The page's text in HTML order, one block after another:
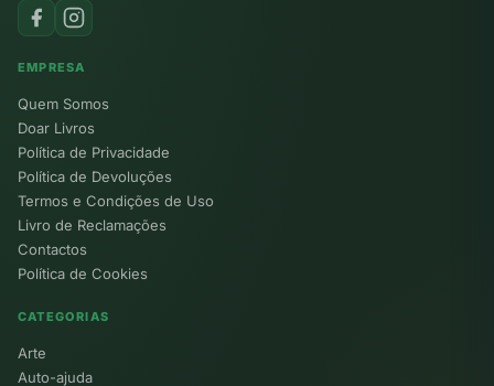
EMPRESA
Quem Somos
Doar Livros
Política de Privacidade
Política de Devoluções
Termos e Condições de Uso
Livro de Reclamações
Contactos
Política de Cookies
CATEGORIAS
Arte
Auto-ajuda